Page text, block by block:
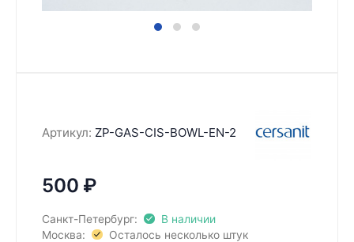
Артикул: ZP-GAS-CIS-BOWL-EN-2
500 ₽
Санкт-Петербург:
В наличии
Москва:
Осталось несколько штук